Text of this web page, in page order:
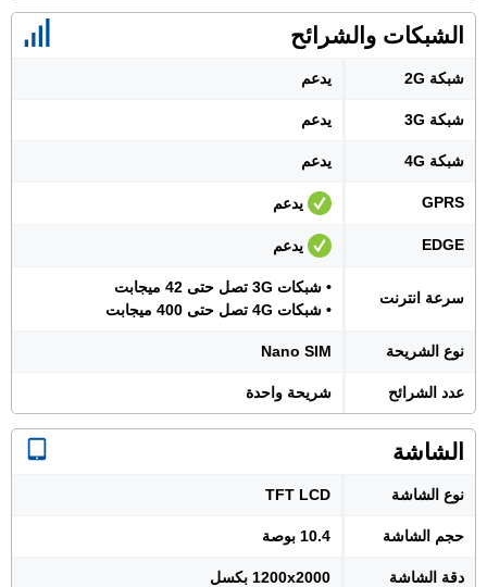
الشبكات والشرائح
شبكة 2G يدعم
شبكة 3G يدعم
شبكة 4G يدعم
GPRS يدعم
EDGE يدعم
سرعة انترنت
• شبكات 3G تصل حتى 42 ميجابت
• شبكات 4G تصل حتى 400 ميجابت
نوع الشريحة Nano SIM
عدد الشرائح شريحة واحدة
الشاشة
نوع الشاشة TFT LCD
حجم الشاشة 10.4 بوصة
دقة الشاشة 1200x2000 بكسل